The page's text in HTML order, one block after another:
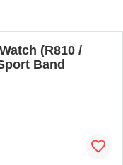
(R810 /
Band